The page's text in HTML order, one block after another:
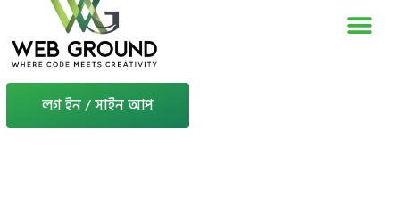
লগ ইন / সাইন আপ